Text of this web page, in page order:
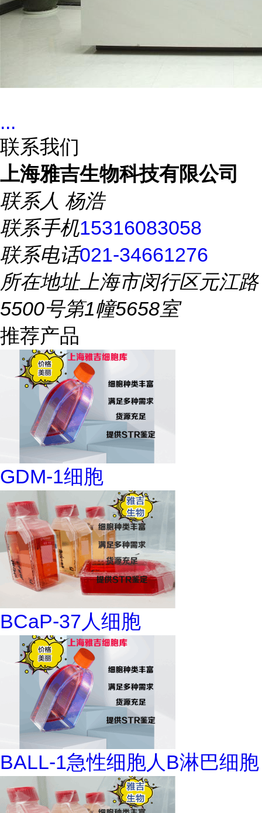
...
联系我们
上海雅吉生物科技有限公司
联系人 杨浩
联系手机15316083058
联系电话021-34661276
所在地址上海市闵行区元江路
5500号第1幢5658室
推荐产品
GDM-1细胞
BCaP-37人细胞
BALL-1急性细胞人B淋巴细胞